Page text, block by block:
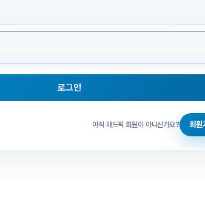
로그인
아직 애드픽 회원이 아니신가요? 회원